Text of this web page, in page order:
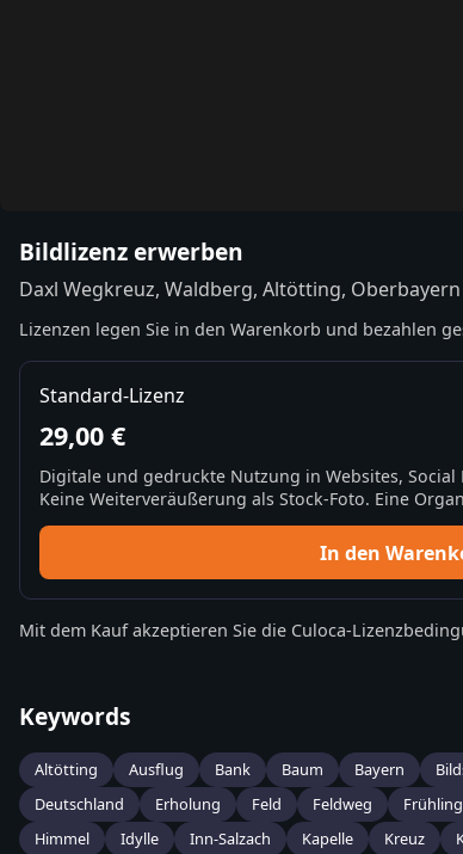
Bildlizenz erwerben
Daxl Wegkreuz, Waldberg, Altötting, Oberbayern
Lizenzen legen Sie in den Warenkorb und bezahlen
Standard-Lizenz
29,00 €
Digitale und gedruckte Nutzung in Websites,
Keine Weiterveräußerung als Stock-Foto. Eine
In den
Mit dem Kauf akzeptieren Sie die Culoca-
Keywords
Altötting Ausflug Bank Baum Bayern
Deutschland
Erholung Feld Feldweg Frühling
Himmel
Idylle Inn-Salzach Kapelle Kreuz